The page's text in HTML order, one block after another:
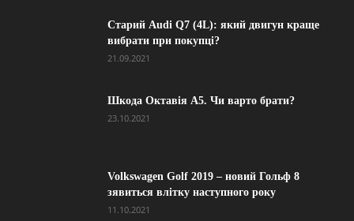
Старий Audi Q7 (4L): який двигун краще
вибрати при покупці?
21.09.2021
Шкода Октавія А5. Чи варто брати?
23.10.2021
Volkswagen Golf 2019 – новий Гольф 8
зявиться влітку наступного року
11.10.2021